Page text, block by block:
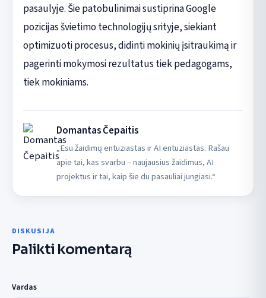
pasaulyje. Šie patobulinimai sustiprina Google
pozicijas švietimo technologijų srityje, siekiant
optimizuoti procesus, didinti mokinių įsitraukimą ir
pagerinti mokymosi rezultatus tiek pedagogams,
tiek mokiniams.
Domantas Čepaitis
„Esu žaidimų entuziastas ir AI entuziastas. Rašau
apie tai, kas svarbu – naujausius žaidimus, AI
projektus ir tai, kaip šie du pasauliai jungiasi.“
DISKUSIJA
Palikti komentarą
Vardas